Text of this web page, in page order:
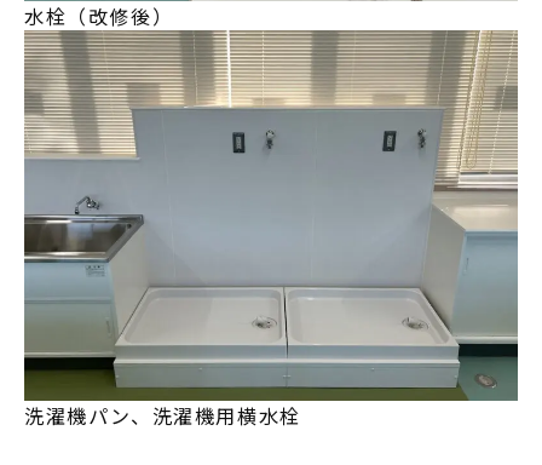
水栓（改修後）
洗濯機パン、洗濯機用横水栓